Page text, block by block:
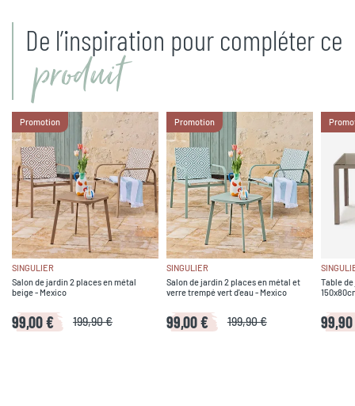
De l’inspiration pour compléter ce
produit
Promotion
SINGULIER
Salon de jardin 2 places en métal
beige - Mexico
99,00 € 199,90 €
Promotion
SINGULIER
Salon de jardin 2 places en métal et
verre trempé vert d'eau - Mexico
99,00 € 199,90 €
Table